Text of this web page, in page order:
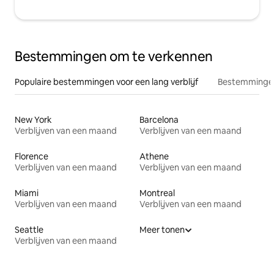
Bestemmingen om te verkennen
Populaire bestemmingen voor een lang verblijf
New York
Verblijven van een maand
Barcelona
Verblijven van een maand
Florence
Verblijven van een maand
Athene
Verblijven van een maand
Miami
Verblijven van een maand
Montreal
Verblijven van een maand
Seattle
Verblijven van een maand
Meer tonen